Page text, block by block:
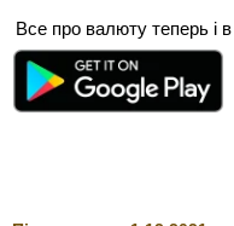
Все про валюту теперь і